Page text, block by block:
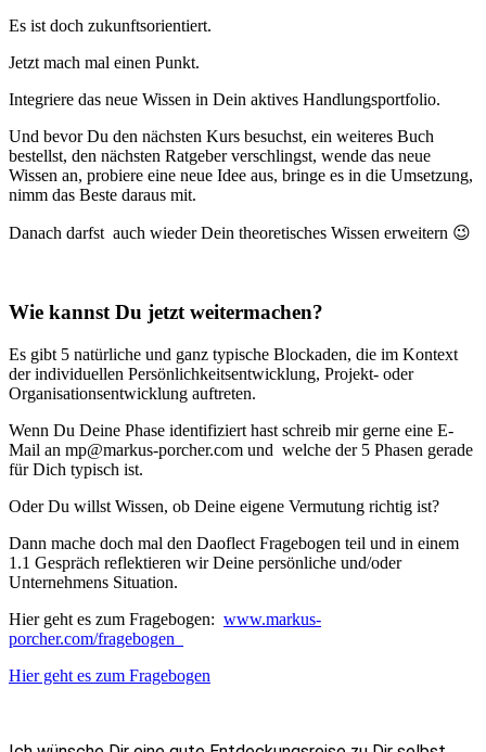
Es ist doch zukunftsorientiert.
Jetzt mach mal einen Punkt.
Integriere das neue Wissen in Dein aktives Handlungsportfolio.
Und bevor Du den nächsten Kurs besuchst, ein weiteres Buch
bestellst, den nächsten Ratgeber verschlingst, wende das neue
Wissen an, probiere eine neue Idee aus, bringe es in die Umsetzung,
nimm das Beste daraus mit.
Danach darfst auch wieder Dein theoretisches Wissen erweitern 😉
Wie kannst Du jetzt weitermachen?
Es gibt 5 natürliche und ganz typische Blockaden, die im Kontext
der individuellen Persönlichkeitsentwicklung, Projekt- oder
Organisationsentwicklung auftreten.
Wenn Du Deine Phase identifiziert hast schreib mir gerne eine E-
Mail an mp@markus-porcher.com und welche der 5 Phasen gerade
für Dich typisch ist.
Oder Du willst Wissen, ob Deine eigene Vermutung richtig ist?
Dann mache doch mal den Daoflect Fragebogen teil und in einem
1.1 Gespräch reflektieren wir Deine persönliche und/oder
Unternehmens Situation.
Hier geht es zum Fragebogen: www.markus-
porcher.com/fragebogen
Hier geht es zum Fragebogen